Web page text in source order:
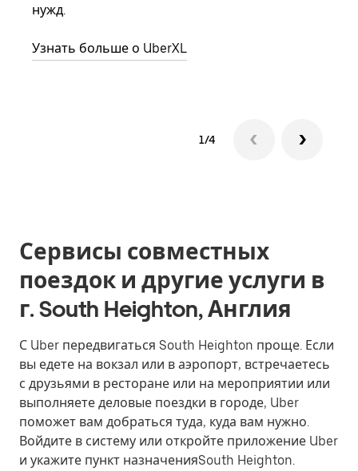
нужд.
Узнать больше о UberXL
1/4
Сервисы совместных
поездок и другие услуги в
г. South Heighton, Англия
С Uber передвигаться South Heighton проще. Если
вы едете на вокзал или в аэропорт, встречаетесь
с друзьями в ресторане или на мероприятии или
выполняете деловые поездки в городе, Uber
поможет вам добраться туда, куда вам нужно.
Войдите в систему или откройте приложение Uber
и укажите пункт назначенияSouth Heighton.